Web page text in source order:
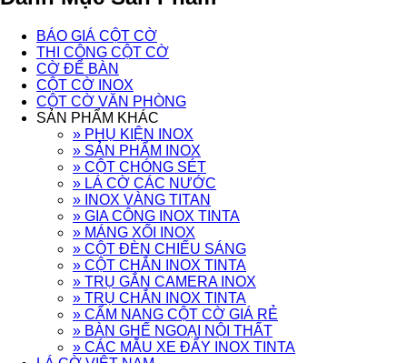
BÁO GIÁ CỘT CỜ
THI CÔNG CỘT CỜ
CỜ ĐỂ BÀN
CỘT CỜ INOX
CỘT CỜ VĂN PHÒNG
SẢN PHẨM KHÁC
» PHỤ KIỆN INOX
» SẢN PHẨM INOX
» CỘT CHÓNG SÉT
» LÁ CỜ CÁC NƯỚC
» INOX VÀNG TITAN
» GIA CÔNG INOX TINTA
» MÁNG XỐI INOX
» CỘT ĐÈN CHIẾU SÁNG
» CỘT CHẮN INOX TINTA
» TRỤ GẮN CAMERA INOX
» TRỤ CHẮN INOX TINTA
» CẨM NANG CỘT CỜ GIÁ RẺ
» BÀN GHẾ NGOẠI NỘI THẤT
» CÁC MẪU XE ĐẨY INOX TINTA